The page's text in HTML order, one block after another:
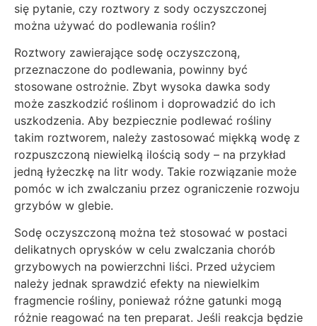
się pytanie, czy roztwory z sody oczyszczonej
można używać do podlewania roślin?
Roztwory zawierające sodę oczyszczoną,
przeznaczone do podlewania, powinny być
stosowane ostrożnie. Zbyt wysoka dawka sody
może zaszkodzić roślinom i doprowadzić do ich
uszkodzenia. Aby bezpiecznie podlewać rośliny
takim roztworem, należy zastosować miękką wodę z
rozpuszczoną niewielką ilością sody – na przykład
jedną łyżeczkę na litr wody. Takie rozwiązanie może
pomóc w ich zwalczaniu przez ograniczenie rozwoju
grzybów w glebie.
Sodę oczyszczoną można też stosować w postaci
delikatnych oprysków w celu zwalczania chorób
grzybowych na powierzchni liści. Przed użyciem
należy jednak sprawdzić efekty na niewielkim
fragmencie rośliny, ponieważ różne gatunki mogą
różnie reagować na ten preparat. Jeśli reakcja będzie